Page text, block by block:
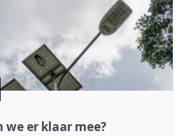
er klaar mee?